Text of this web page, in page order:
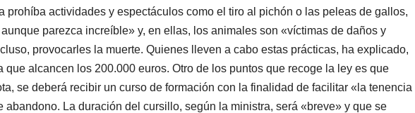
prohíba actividades y espectáculos como el tiro al pichón o las peleas de gallos,
parezca increíble» y, en ellas, los animales son «víctimas de daños y
provocarles la muerte. Quienes lleven a cabo estas prácticas, ha explicado,
que alcancen los 200.000 euros. Otro de los puntos que recoge la ley es que
se deberá recibir un curso de formación con la finalidad de facilitar «la tenencia
abandono. La duración del cursillo, según la ministra, será «breve» y que se